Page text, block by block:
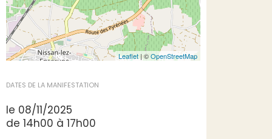
Leaflet | ©OpenStreetMap
DATES DE LA MANIFESTATION
le 08/11/2025
de 14h00 à 17h00